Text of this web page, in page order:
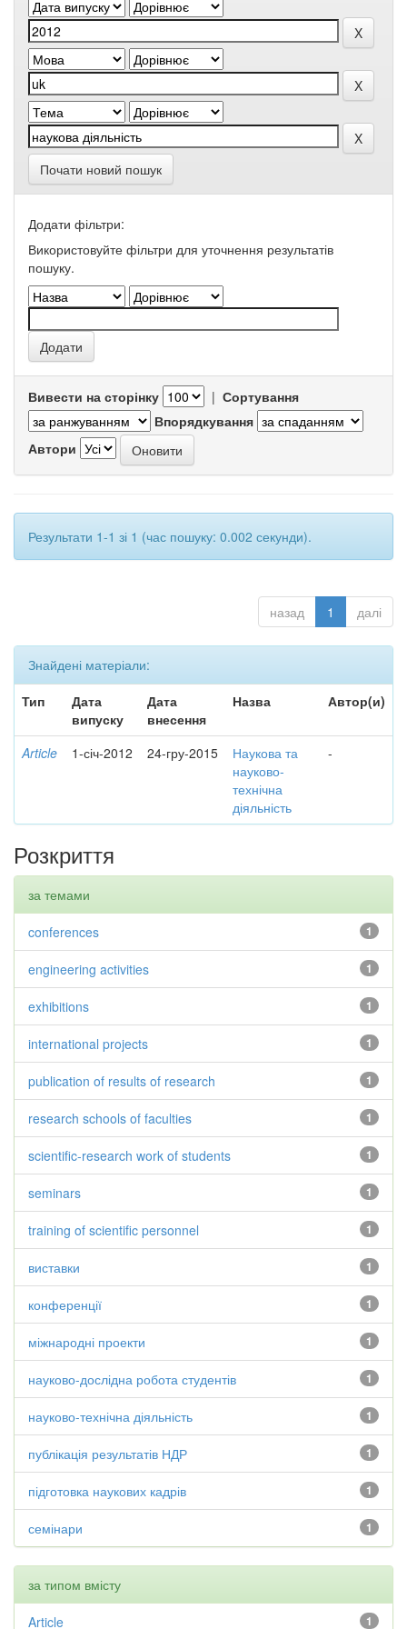
Почати новий пошук
Додати фільтри:
Використовуйте фільтри для уточнення результатів
пошуку.
Вивести на сторінку | Сортування
Впорядкування
Автори
Результати 1-1 зі 1 (час пошуку: 0.002 секунди).
назад 1 далі
Знайдені матеріали:
Тип
Дата
випуску
Дата
внесення
Назва Автор(и)
Article 1-січ-2012 24-гру-2015
Наукова та
науково-
технічна
діяльність
-
Розкриття
за темами
1
conferences
1
engineering activities
1
exhibitions
1
international projects
1
publication of results of research
1
research schools of faculties
1
scientific-research work of students
1
seminars
1
training of scientific personnel
1
виставки
1
конференції
1
міжнародні проекти
1
науково-дослідна робота студентів
1
науково-технічна діяльність
1
публікація результатів НДР
1
підготовка наукових кадрів
1
семінари
за типом вмісту
1
Article